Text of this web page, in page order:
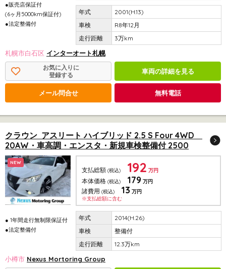
●販売店保証付
(6ヶ月5000km保証付)
●法定整備付
2001(H.13)
R8年12月
3万km
札幌市白石区 インターオート札幌
お気に入りに
登録する
車両の詳細を見る
メール問合せ 無料電話
クラウン アスリート ハイブリッド 2.5 S Four 4WD
20AW・車高調・エンスタ・新規車検整備付 2500
NEW
● 1年間走行無制限保証付
●法定整備付
支払総額 (税込) 192 万円
本体価格 (税込) 179 万円
諸費用 (税込) 13 万円
※支払総額に含む
2014(H.26)
整備付
12.3万km
小樽市 Nexus Mortoring Group